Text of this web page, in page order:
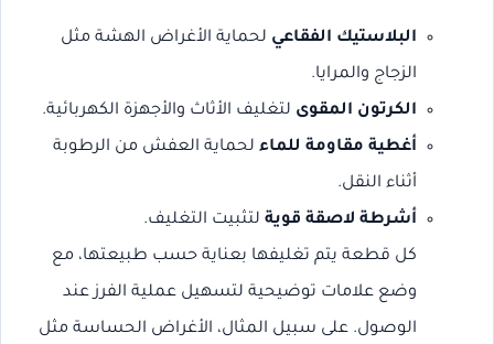
البلاستيك الفقاعي لحماية الأغراض الهشة مثل
الزجاج والمرايا.
الكرتون المقوى لتغليف الأثاث والأجهزة الكهربائية.
أغطية مقاومة للماء لحماية العفش من الرطوبة
أثناء النقل.
أشرطة لاصقة قوية لتثبيت التغليف.
كل قطعة يتم تغليفها بعناية حسب طبيعتها، مع
وضع علامات توضيحية لتسهيل عملية الفرز عند
الوصول. على سبيل المثال، الأغراض الحساسة مثل